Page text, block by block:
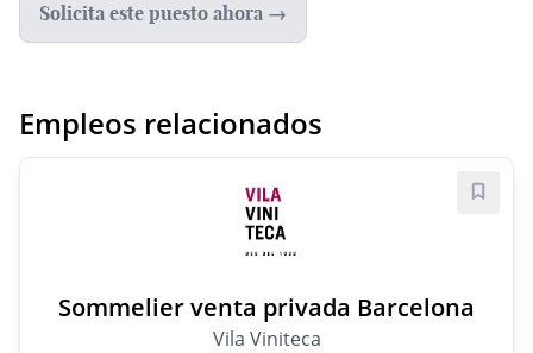
Solicita este puesto ahora →
Empleos relacionados
Sommelier venta privada Barcelona
Vila Viniteca